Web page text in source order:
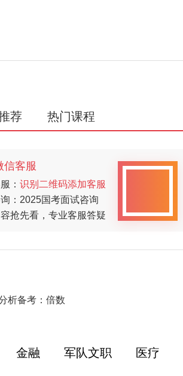
荐 热门课程
信客服
： 识别二维码添加客服
：2025国考面试咨询
抢先看，专业客服答疑
析备考：倍数
金融 军队文职 医疗